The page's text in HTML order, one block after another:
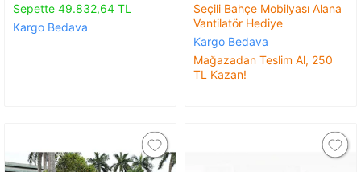
Sepette 49.832,64 TL
Kargo Bedava
Seçili Bahçe Mobilyası Alana
Vantilatör Hediye
Kargo Bedava
Mağazadan Teslim Al, 250
TL Kazan!